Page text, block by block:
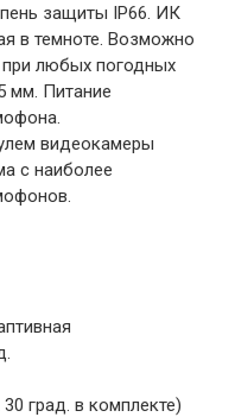
защиты IP66. ИК
в темноте. Возможно
любых погодных
мм. Питание
видеокамеры
с наиболее
град. в комплекте)